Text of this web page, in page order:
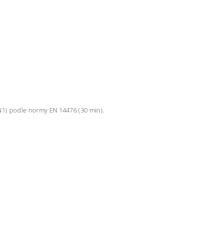
podle normy EN 14476 (30 min).